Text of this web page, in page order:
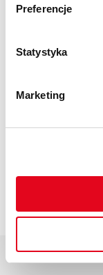
Preferencje
Statystyka
Marketing